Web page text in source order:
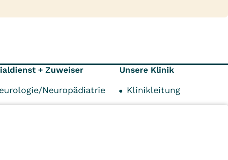
+ Zuweiser
Neuropädiatrie
Unsere Klinik
Klinikleitung